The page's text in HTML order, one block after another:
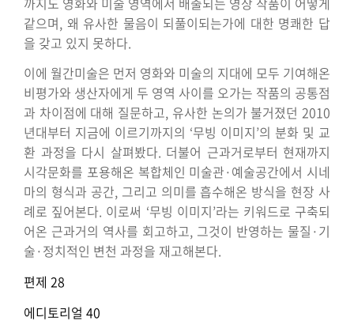
같으며, 왜 유사한 물음이 되풀이되는가에 대한 명쾌한 답
을 갖고 있지 못하다.
이에 월간미술은 먼저 영화와 미술의 지대에 모두 기여해온
비평가와 생산자에게 두 영역 사이를 오가는 작품의 공통점
과 차이점에 대해 질문하고, 유사한 논의가 불거졌던 2010
년대부터 지금에 이르기까지의 ‘무빙 이미지’의 분화 및 교
환 과정을 다시 살펴봤다. 더불어 근과거로부터 현재까지
시각문화를 포용해온 복합체인 미술관·예술공간에서 시네
마의 형식과 공간, 그리고 의미를 흡수해온 방식을 현장 사
례로 짚어본다. 이로써 ‘무빙 이미지’라는 키워드로 구축되
어온 근과거의 역사를 회고하고, 그것이 반영하는 물질·기
술·정치적인 변천 과정을 재고해본다.
편제 28
에디토리얼 40